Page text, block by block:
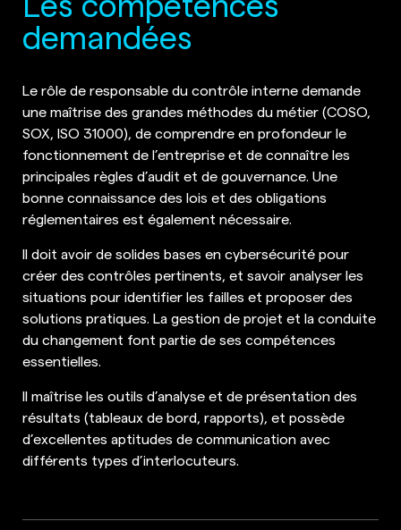
demandées
Le rôle de responsable du contrôle interne demande
une maîtrise des grandes méthodes du métier (COSO,
SOX, ISO 31000), de comprendre en profondeur le
fonctionnement de l’entreprise et de connaître les
principales règles d’audit et de gouvernance. Une
bonne connaissance des lois et des obligations
réglementaires est également nécessaire.
Il doit avoir de solides bases en cybersécurité pour
créer des contrôles pertinents, et savoir analyser les
situations pour identifier les failles et proposer des
solutions pratiques. La gestion de projet et la conduite
du changement font partie de ses compétences
essentielles.
Il maîtrise les outils d’analyse et de présentation des
résultats (tableaux de bord, rapports), et possède
d’excellentes aptitudes de communication avec
différents types d’interlocuteurs.